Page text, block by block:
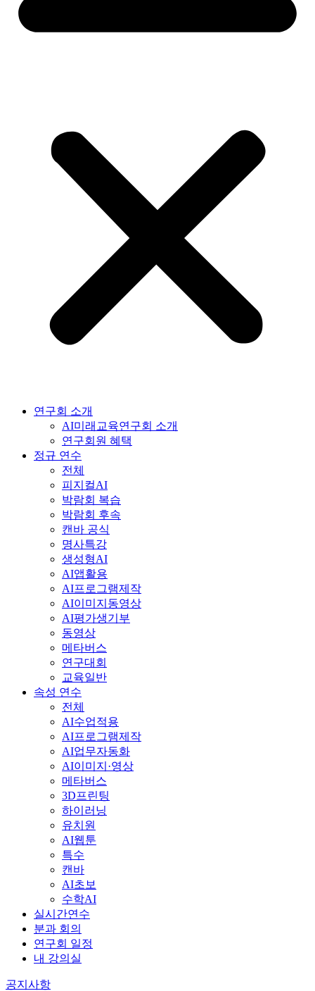
연구회 소개
AI미래교육연구회 소개
연구회원 혜택
정규 연수
전체
피지컬AI
박람회 복습
박람회 후속
캔바 공식
명사특강
생성형AI
AI앱활용
AI프로그램제작
AI이미지동영상
AI평가생기부
동영상
메타버스
연구대회
교육일반
속성 연수
전체
AI수업적용
AI프로그램제작
AI업무자동화
AI이미지·영상
메타버스
3D프린팅
하이러닝
유치원
AI웹툰
특수
캔바
AI초보
수학AI
실시간연수
분과 회의
연구회 일정
내 강의실
공지사항